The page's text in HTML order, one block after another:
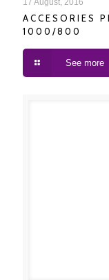
17 August, 2016
ACCESORIES
1000/800
See more